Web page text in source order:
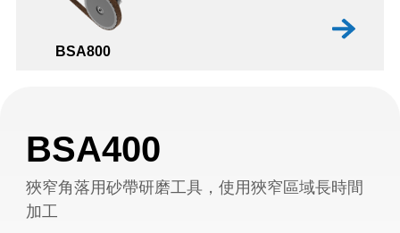
BSA800
BSA400
狹窄角落用砂帶研磨工具，使用狹窄區域長時間
加工